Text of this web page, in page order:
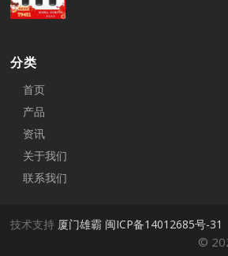
分类
首页
产品
资讯
关于我们
联系我们
技术支持 厦门雄霸 闽ICP备14012685号-31
©